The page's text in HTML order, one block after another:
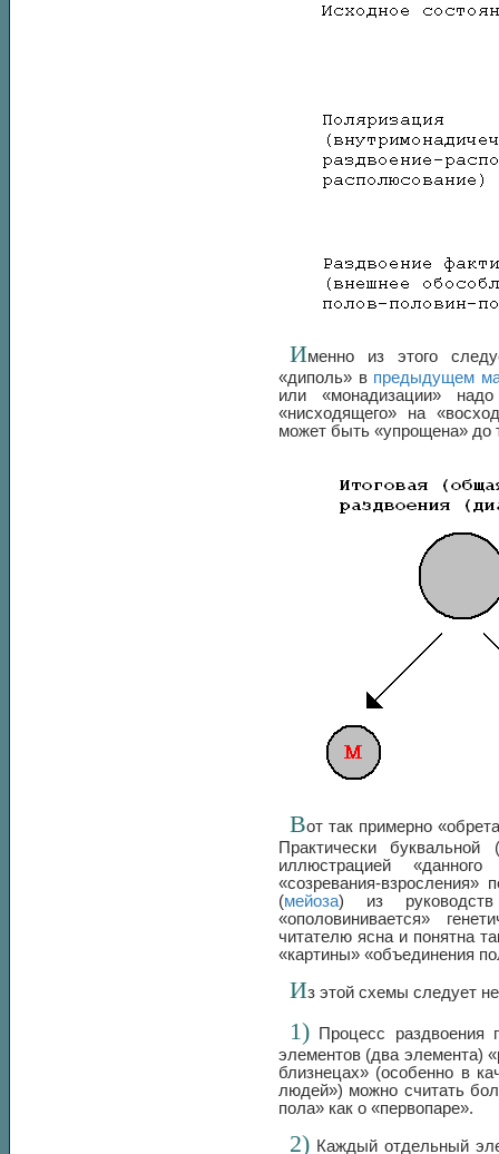
Именно из этого
«диполь» в предыдущем
или «монадизации»
«нисходящего» на
может быть «упрощена» до
Вот так примерно
Практически
иллюстрацией
«созревания-взросления»
(мейоза) из
«ополовинивается»
читателю ясна и понятна
«картины» «объединения
Из этой схемы следует
1) Процесс раздвоения
элементов (два элемента)
близнецах» (особенно в
людей») можно считать
пола» как о «первопаре».
2) Каждый отдельный